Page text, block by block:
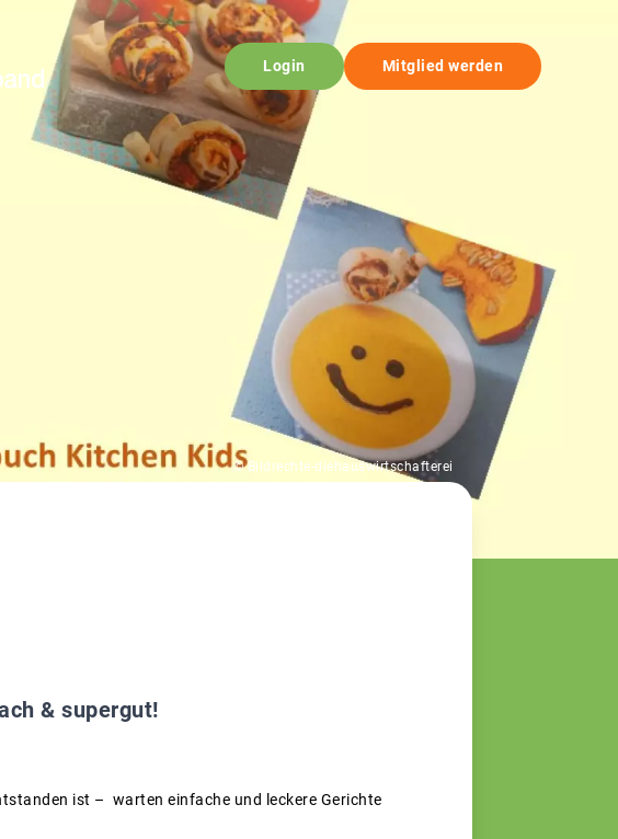
Login Mitglied werden
© Bildrechte-diehauswirtschafterei
& supergut!
ist – warten einfache und leckere Gerichte